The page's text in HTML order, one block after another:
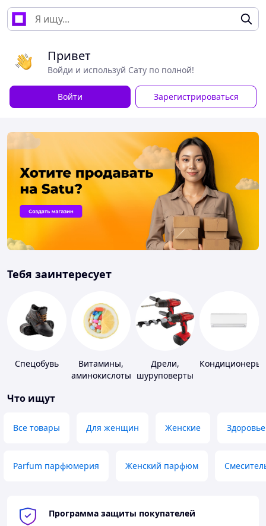
Привет
Войди и используй Сату по полной!
Войти Зарегистрироваться
Тебя заинтересует
Спецобувь
Витамины,
аминокислоты
Дрели,
шуруповерты
Кондиционеры
Что ищут
Все товары Для женщин Женские Здоровье
Parfum парфюмерия Женский парфюм
Программа защиты покупателей